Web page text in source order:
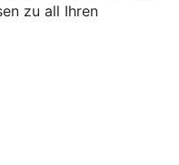
zu all Ihren